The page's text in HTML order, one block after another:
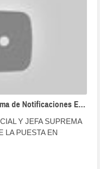
Entra en funcionamiento el Sistema de Notificaciones Electrónicas de OCMA a nivel Nacional
Y JEFA SUPREMA
LA PUESTA EN